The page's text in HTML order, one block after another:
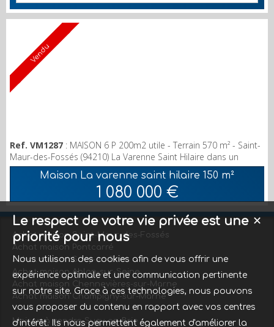
Vendu
Ref. VM1287 : MAISON 6 P 200m2 utile - Terrain 570 m² - Saint-
Maur-des-Fossés (94210) La Varenne Saint Hilaire dans un
endroit très calme. Pavillon situé à proximité du marché, des
commerces, des écoles et du RER et des Bords de Marne.
Pavillon de plain-pied implanté sur un terrain de 570m2 . RDC :
Entrée, Placard, séjour double avec cheminée, cuisine, 4
chambres, Salle de Bain, Douche et WC. Sous–s...
Maison La varenne saint hilaire 150 m²
1 080 000 €
Achat maison Saint-Maur-des-Fossés
Achat maison Pontcarré
Achat maison Sucy-en-Brie
Achat maison Ablon-sur-Seine
Achat maison Chennevières-sur-Marne
Achat maison Champigny-sur-Marne
Maison à vendre Sucy-en-Brie
✕
Le respect de votre vie privée est une
priorité pour nous
Nous utilisons des cookies afin de vous offrir une
expérience optimale et une communication pertinente
sur notre site. Grace à ces technologies, nous pouvons
vous proposer du contenu en rapport avec vos centres
d'intérêt. Ils nous permettent également d'améliorer la